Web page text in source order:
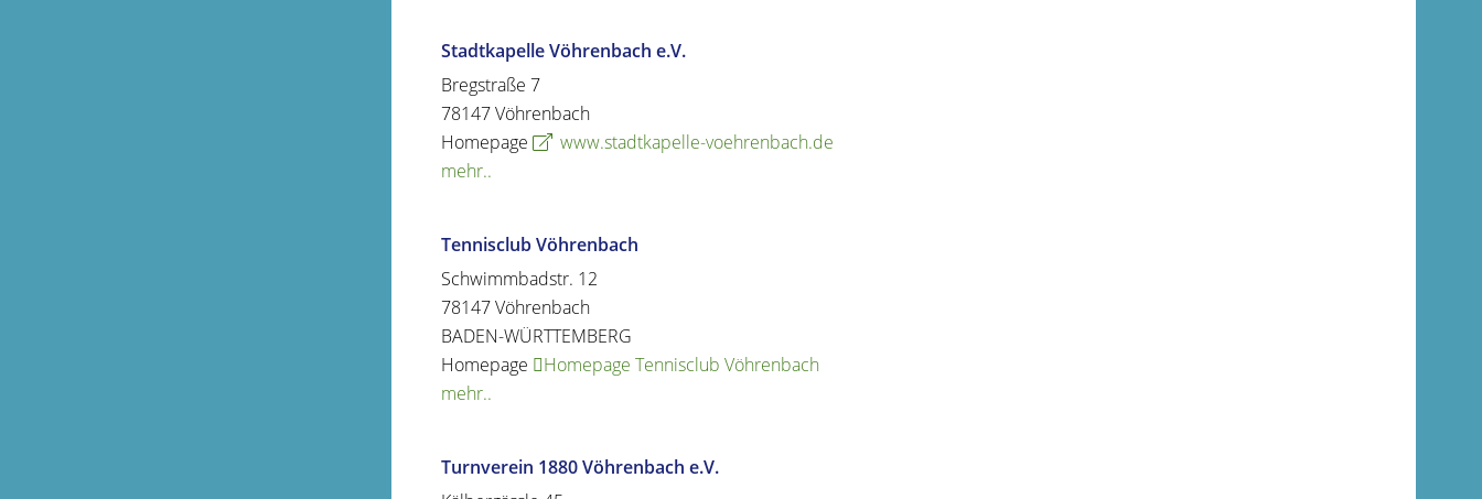
Stadtkapelle Vöhrenbach e.V.
Bregstraße 7
78147Vöhrenbach
Homepage
www.stadtkapelle-voehrenbach.de
mehr..
Tennisclub Vöhrenbach
Schwimmbadstr. 12
78147Vöhrenbach
BADEN-WÜRTTEMBERG
Homepage
Homepage Tennisclub Vöhrenbach
mehr..
Turnverein 1880 Vöhrenbach e.V.